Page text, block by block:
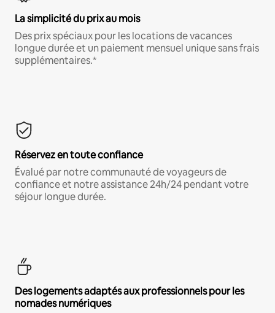
La simplicité du prix au mois
Des prix spéciaux pour les locations de vacances
longue durée et un paiement mensuel unique sans frais
supplémentaires.*
Réservez en toute confiance
Évalué par notre communauté de voyageurs de
confiance et notre assistance 24h/24 pendant votre
séjour longue durée.
Des logements adaptés aux professionnels pour les
nomades numériques